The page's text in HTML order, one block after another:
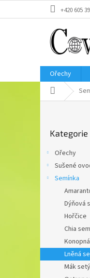
+420 605
Ořechy
Domů
l
kategorie
Kategorie
Ořechy
Sušené
Semínka
Dýňová
Hořčice
Chia
Lněná
Mák setý